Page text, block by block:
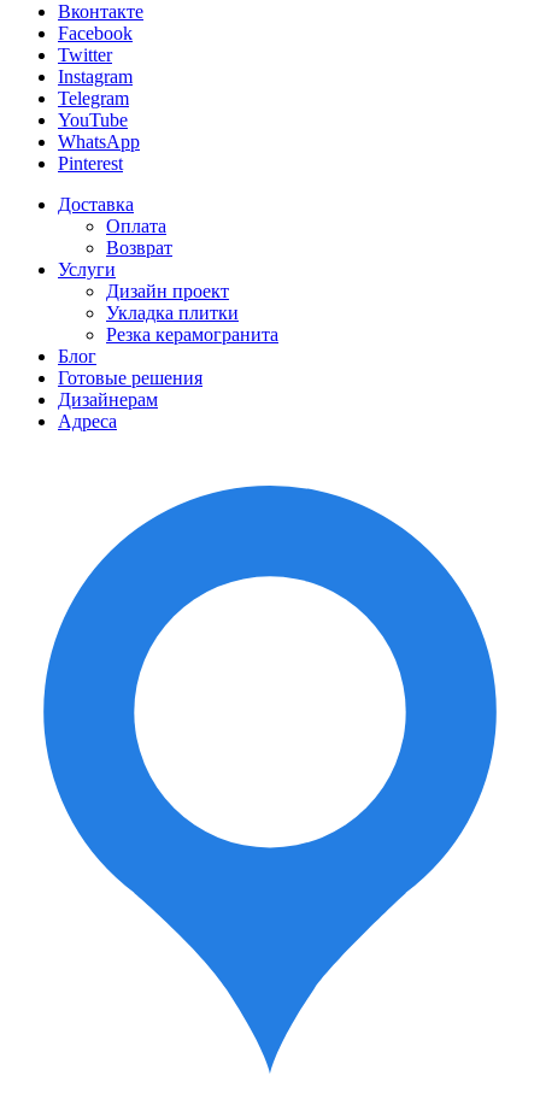
Вконтакте
Facebook
Twitter
Instagram
Telegram
YouTube
WhatsApp
Pinterest
Доставка
Оплата
Возврат
Услуги
Дизайн проект
Укладка плитки
Резка керамогранита
Блог
Готовые решения
Дизайнерам
Адреса